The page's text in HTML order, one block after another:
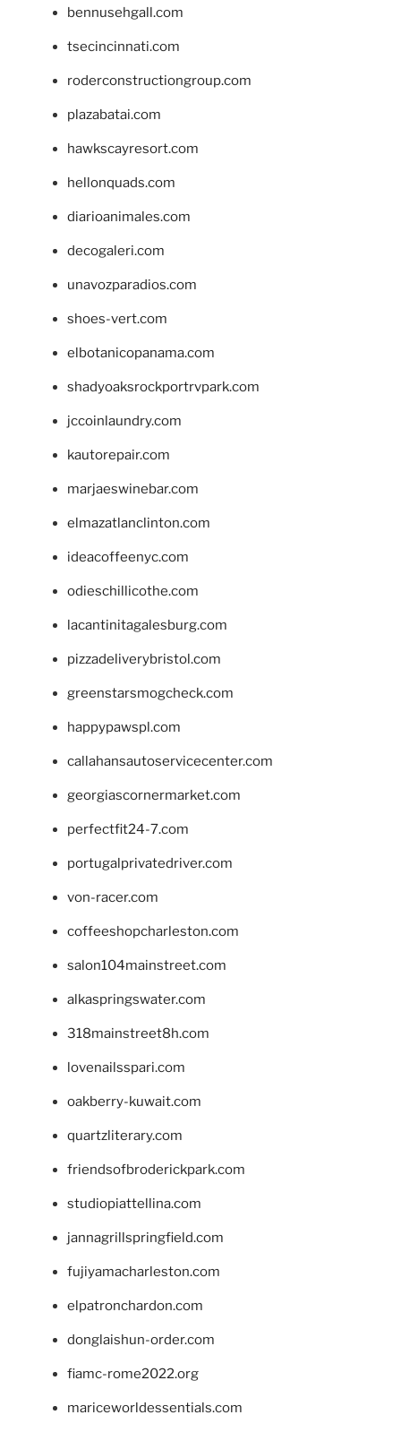
bennusehgall.com
tsecincinnati.com
roderconstructiongroup.com
plazabatai.com
hawkscayresort.com
hellonquads.com
diarioanimales.com
decogaleri.com
unavozparadios.com
shoes-vert.com
elbotanicopanama.com
shadyoaksrockportrvpark.com
jccoinlaundry.com
kautorepair.com
marjaeswinebar.com
elmazatlanclinton.com
ideacoffeenyc.com
odieschillicothe.com
lacantinitagalesburg.com
pizzadeliverybristol.com
greenstarsmogcheck.com
happypawspl.com
callahansautoservicecenter.com
georgiascornermarket.com
perfectfit24-7.com
portugalprivatedriver.com
von-racer.com
coffeeshopcharleston.com
salon104mainstreet.com
alkaspringswater.com
318mainstreet8h.com
lovenailsspari.com
oakberry-kuwait.com
quartzliterary.com
friendsofbroderickpark.com
studiopiattellina.com
jannagrillspringfield.com
fujiyamacharleston.com
elpatronchardon.com
donglaishun-order.com
fiamc-rome2022.org
mariceworldessentials.com